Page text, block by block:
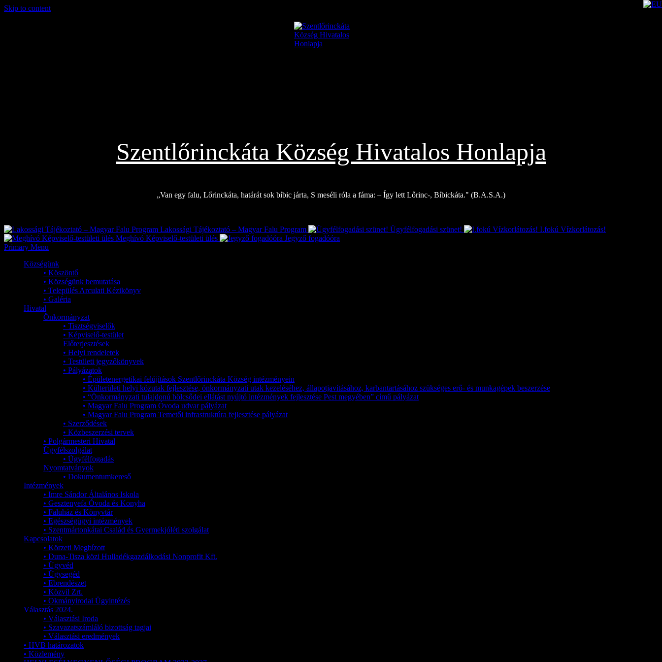
Skip to content
Szentlőrinckáta Község Hivatalos Honlapja
„Van egy falu, Lőrinckáta, határát sok bíbic járta, S meséli róla a fáma: – Így lett Lőrinc-, Bíbickáta." (B.A.S.A.)
Lakossági Tájékoztató – Magyar Falu Program
Ügyfélfogadási szünet!
I.fokú Vízkorlátozás!
Meghívó Képviselő-testületi ülés
Jegyző fogadóóra
Primary Menu
Községünk
• Köszöntő
• Községünk bemutatása
• Település Arculati Kézikönyv
• Galéria
Hivatal
Önkormányzat
• Tisztségviselők
• Képviselő-testület
Előterjesztések
• Helyi rendeletek
• Testületi jegyzőkönyvek
• Pályázatok
• Épületenergetikai felújítások Szentlőrinckáta Község intézményein
• Külterületi helyi közutak fejlesztése, önkormányzati utak kezeléséhez, állapotjavításához, karbantartásához szükséges erő- és munkagépek beszerzése
• “Önkormányzati tulajdonú bölcsődei ellátást nyújtó intézmények fejlesztése Pest megyében” című pályázat
• Magyar Falu Program Óvoda udvar pályázat
• Magyar Falu Program Temetői infrastruktúra fejlesztése pályázat
• Szerződések
• Közbeszerzési tervek
• Polgármesteri Hivatal
Ügyfélszolgálat
• Ügyfélfogadás
Nyomtatványok
• Dokumentumkereső
Intézmények
• Imre Sándor Általános Iskola
• Gesztenyefa Óvoda és Konyha
• Faluház és Könyvtár
• Egészségügyi intézmények
• Szentmártonkátai Család és Gyermekjóléti szolgálat
Kapcsolatok
• Körzeti Megbízott
• Duna-Tisza közi Hulladékgazdálkodási Nonprofit Kft.
• Ügyvéd
• Ügysegéd
• Ebrendészet
• Közvil Zrt.
• Okmányirodai Ügyintézés
Választás 2024.
• Választási Iroda
• Szavazatszámláló bizottság tagjai
• Választási eredmények
• HVB határozatok
• Közlemény